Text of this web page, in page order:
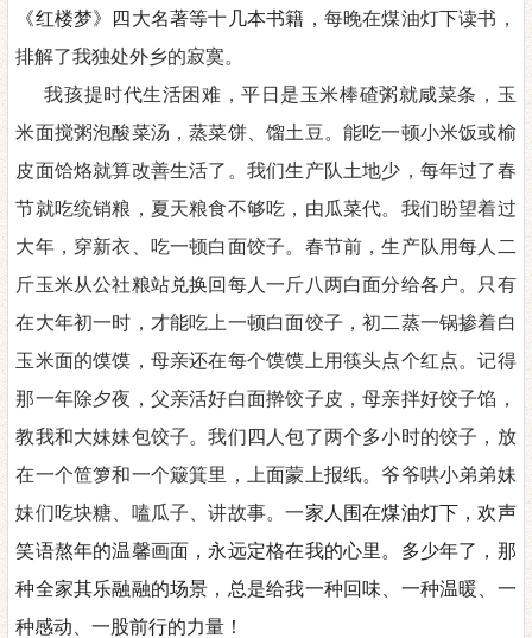
《红楼梦》四大名著等十几本书籍， 每晚在煤油灯下读书 ，
排解了我独处外乡的寂寞。
我孩提时代生活困难，平日是玉米棒碴粥就咸菜条，玉
米面搅粥泡酸菜汤，蒸菜饼、馏土豆。能吃一顿小米饭或榆
皮面饸烙就算改善生活了。我们生产队土地少，每年过了春
节就吃统销粮，夏天粮食不够吃，由瓜菜代。我们盼望着过
大年，穿新衣、吃一顿白面饺子。 春节前，生产队用每人二
斤玉米从公社粮站兑换回每人一斤八两白面分给各户。只有
在大年初一时，才能吃上一顿白面饺子，初二蒸一锅掺着白
玉米面的馍馍，母亲还在每个馍馍上用筷头点个红点。记得
那一年除夕夜，父亲活好白面擀饺子皮，母亲拌好饺子馅，
教我和大妹妹包饺子。我们四人包了两个多小时的饺子，放
在一个笸箩和一个簸箕里，上面蒙上报纸。爷爷哄小弟弟妹
妹们吃块糖、嗑瓜子、讲故事。一家人围在煤油灯下，欢声
笑语熬年的温馨画面，永远定格在我的心里。多少年了，那
种全家其乐融融的场景，总是给我一种回味、一种温暖、一
种感动、一股前行的力量！